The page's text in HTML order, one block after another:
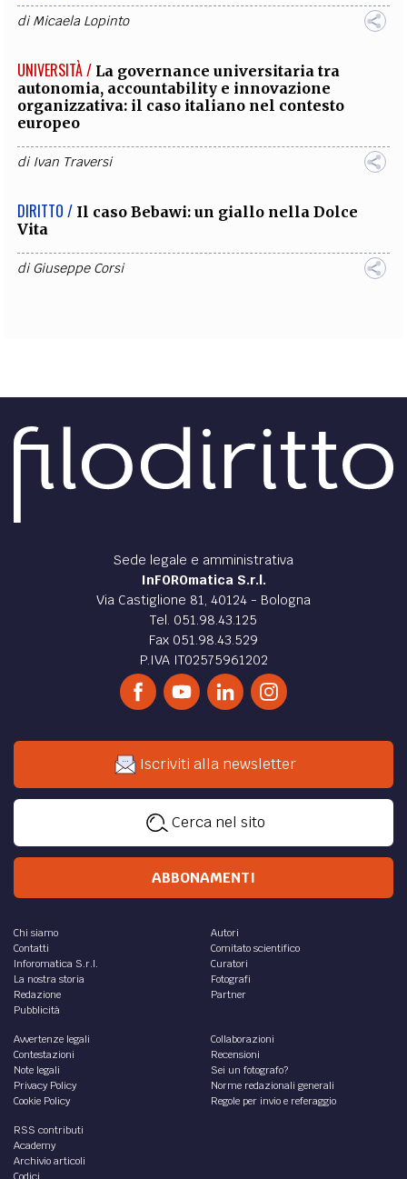
diMicaela Lopinto
UNIVERSITÀ / La governance universitaria tra
autonomia, accountability e innovazione
organizzativa: il caso italiano nel contesto
europeo
di Ivan Traversi
DIRITTO / Il caso Bebawi: un giallo nella Dolce
Vita
diGiuseppe Corsi
Sede legale e amministrativa
InFOROmatica S.r.l.
Via Castiglione 81, 40124 - Bologna
Tel. 051.98.43.125
Fax 051.98.43.529
P.IVA IT02575961202
Iscriviti alla newsletter
Cerca nel sito
ABBONAMENTI
Chi siamo
Contatti
Inforomatica S.r.l.
La nostra storia
Redazione
Pubblicità
Autori
Comitato scientifico
Curatori
Fotografi
Partner
Avvertenze legali
Contestazioni
Note legali
Privacy Policy
Cookie Policy
Collaborazioni
Recensioni
Sei un fotografo?
Norme redazionali generali
Regole per invio e referaggio
RSS contributi
Academy
Archivio articoli
Codici